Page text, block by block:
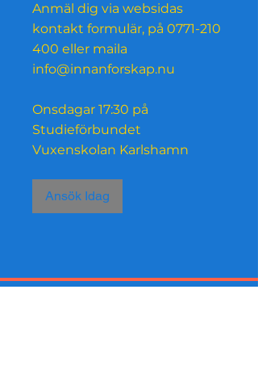
Anmäl dig via websidas
kontakt formulär, på 0771-210
400 eller maila
info@innanforskap.nu
Onsdagar 17:30 på
Studieförbundet
Ansök Idag